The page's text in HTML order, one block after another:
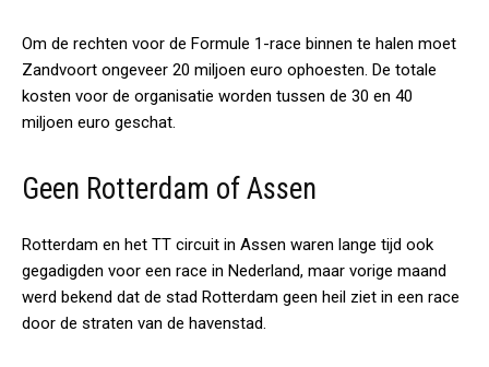
Om de rechten voor de Formule 1-race binnen te halen moet
Zandvoort ongeveer 20 miljoen euro ophoesten. De totale
kosten voor de organisatie worden tussen de 30 en 40
miljoen euro geschat.
Geen Rotterdam of Assen
Rotterdam en het TT circuit in Assen waren lange tijd ook
gegadigden voor een race in Nederland, maar vorige maand
werd bekend dat de stad Rotterdam geen heil ziet in een race
door de straten van de havenstad.